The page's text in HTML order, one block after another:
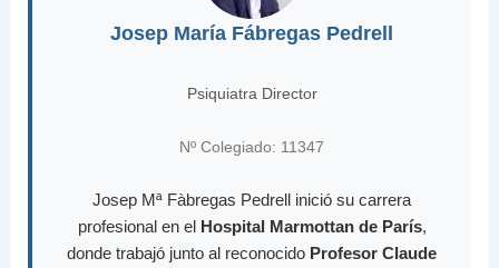
Josep María Fábregas Pedrell
Psiquiatra Director
Nº Colegiado: 11347
Josep Mª Fàbregas Pedrell inició su carrera
profesional en el Hospital Marmottan de París,
donde trabajó junto al reconocido Profesor Claude